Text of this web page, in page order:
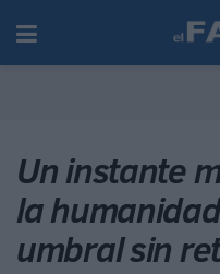
Un instante
la
umbral sin